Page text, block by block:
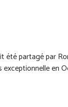
été partagé par
en